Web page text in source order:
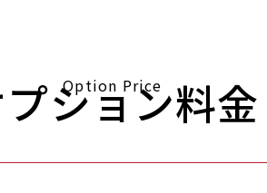
Option Price
ション料金